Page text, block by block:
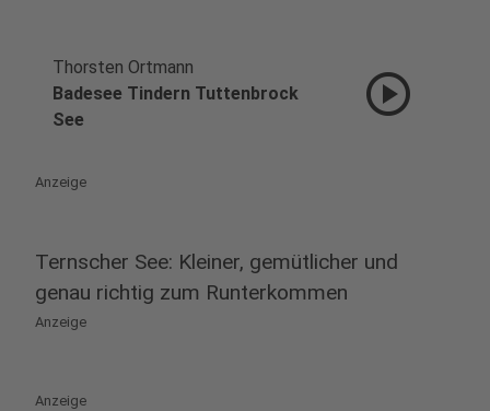
Thorsten Ortmann
Badesee Tindern Tuttenbrock
See
play_circle
Anzeige
Ternscher See: Kleiner, gemütlicher und
genau richtig zum Runterkommen
Anzeige
Anzeige